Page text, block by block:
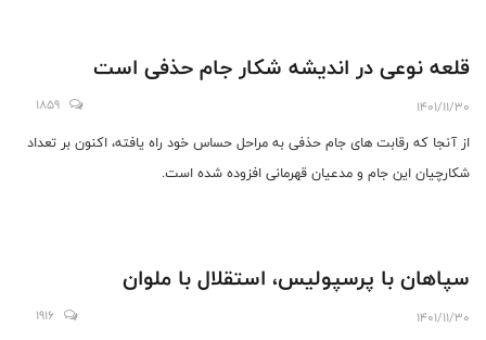
قلعه نوعی در اندیشه شکار جام حذفی است
1401/11/30
1859
از آنجا که رقابت های جام حذفی به مراحل حساس خود راه یافته، اکنون بر تعداد
شکارچیان این جام و مدعیان قهرمانی افزوده شده است.
سپاهان با پرسپولیس، استقلال با ملوان
1401/11/30
1916